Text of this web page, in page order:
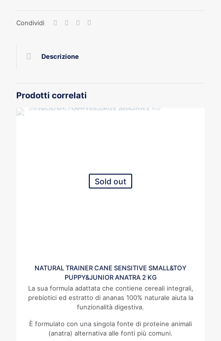
rifr.
quantità
Condividi
Descrizione
Prodotti correlati
Sold out
NATURAL TRAINER CANE SENSITIVE SMALL&TOY
PUPPY&JUNIOR ANATRA 2 KG
La sua formula adattata che contiene cereali integrali,
prebiotici ed estratto di ananas 100% naturale aiuta la
funzionalità digestiva.
È formulato con una singola fonte di proteine animali
(anatra) alternativa alle fonti più comuni.